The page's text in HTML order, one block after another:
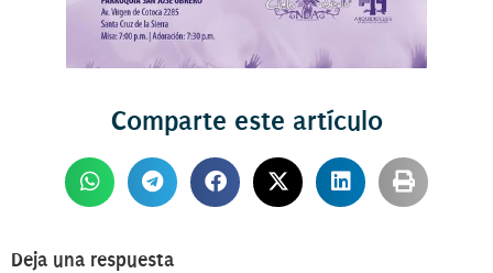
Comparte este artículo
Deja una respuesta